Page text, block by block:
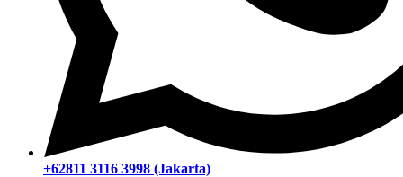
+62811 3116 3998 (Jakarta)